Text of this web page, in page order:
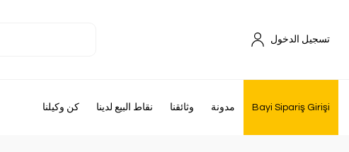
تسجيل الدخول
كن وكيلنا نقاط البيع لدينا وثائقنا مدونة Bayi Sipariş Girişi